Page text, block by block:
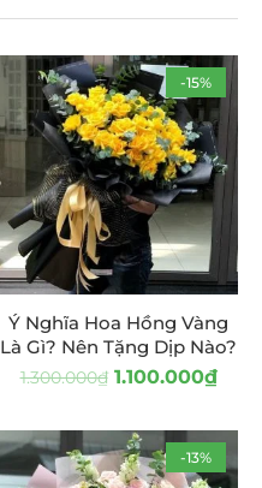
-15%
Ý Nghĩa Hoa Hồng Vàng
Là Gì? Nên Tặng Dịp Nào?
1.300.000₫ 1.100.000₫
-13%